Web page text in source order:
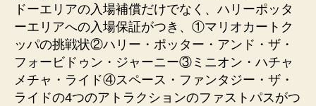
ドーエリアの入場補償だけでなく、ハリーポッタ
ーエリアへの入場保証がつき、①マリオカートク
ッパの挑戦状②ハリー・ポッター・アンド・ザ・
フォービドゥン・ジャーニー③ミニオン・ハチャ
メチャ・ライド④スペース・ファンタジー・ザ・
ライドの4つのアトラクションのファストパスがつ